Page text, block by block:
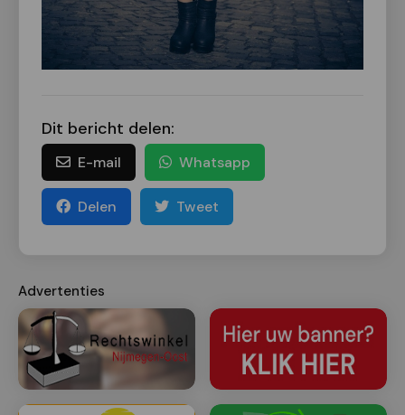
Dit bericht delen:
E-mail Whatsapp
Delen Tweet
Advertenties